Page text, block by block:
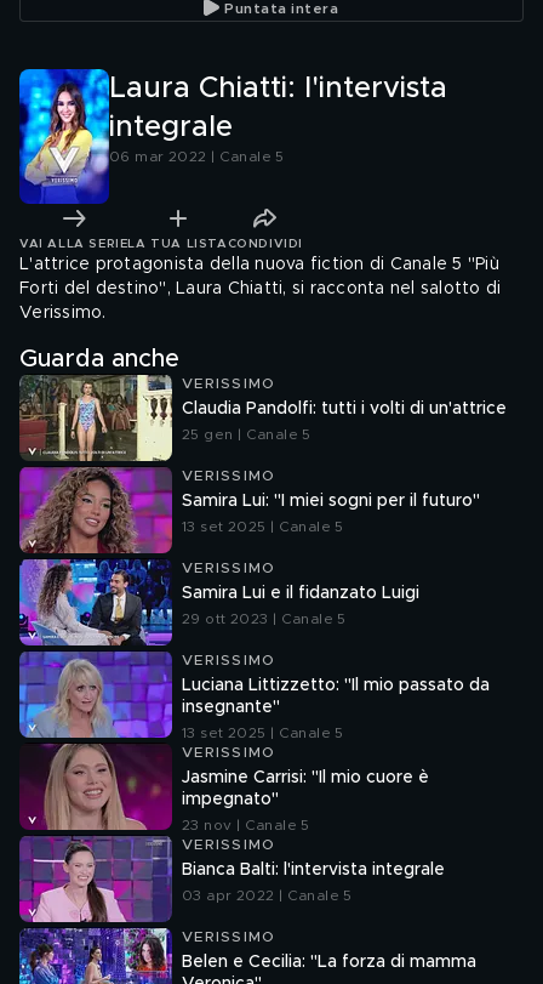
Puntata intera
Laura Chiatti: l'intervista
integrale
06 mar 2022 | Canale 5
VAI ALLA SERIE LA TUA LISTA CONDIVIDI
L'attrice protagonista della nuova fiction di Canale 5 "Più
Forti del destino", Laura Chiatti, si racconta nel salotto di
Verissimo.
Guarda anche
VERISSIMO
Claudia Pandolfi: tutti i volti di un'attrice
25 gen | Canale 5
VERISSIMO
Samira Lui: "I miei sogni per il futuro"
13 set 2025 | Canale 5
VERISSIMO
Samira Lui e il fidanzato Luigi
29 ott 2023 | Canale 5
VERISSIMO
Luciana Littizzetto: "Il mio passato da
insegnante"
13 set 2025 | Canale 5
VERISSIMO
Jasmine Carrisi: "Il mio cuore è
impegnato"
23 nov | Canale 5
VERISSIMO
Bianca Balti: l'intervista integrale
03 apr 2022 | Canale 5
VERISSIMO
Belen e Cecilia: "La forza di mamma